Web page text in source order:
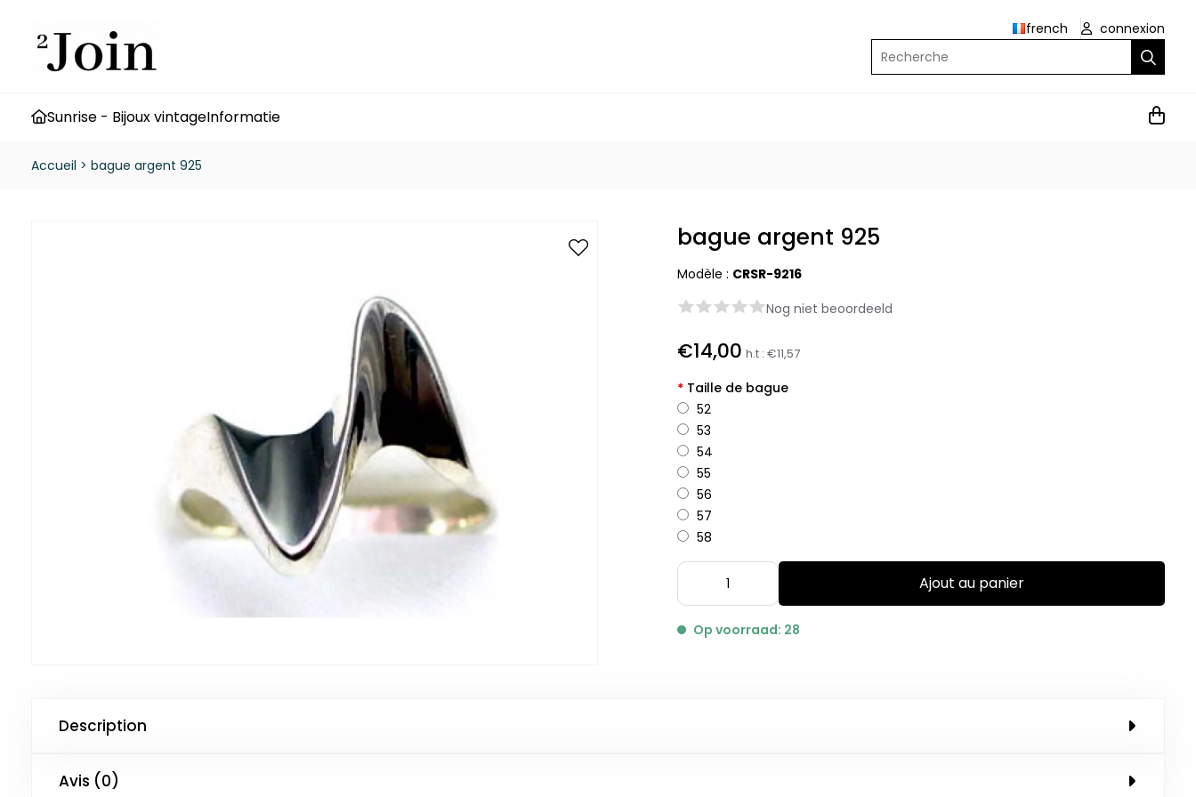
french
connexion
Recherche
Sunrise - Bijoux vintageInformatie
Accueil > bague argent 925
bague argent 925
Modèle : CRSR-9216
Nog niet beoordeeld
€14,00 h.t :€11,57
* Taille de bague
52
53
54
55
56
57
58
Ajout au panier
Op voorraad: 28
Description
Avis (0)